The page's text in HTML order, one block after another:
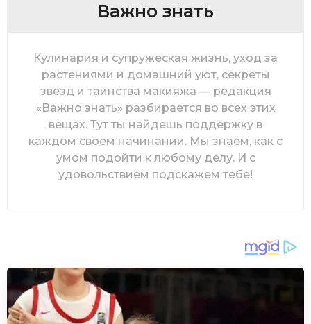
Важно знать
Кулинария и супружеская жизнь, уход за
растениями и домашний уют, секреты
звезд и таинства макияжа — редакция
«Важно знать» разбирается во всех этих
вещах. Тут ты найдешь поддержку в
каждом своем начинании. Мы знаем, как с
умом подойти к любому делу. И с
удовольствием подскажем тебе!